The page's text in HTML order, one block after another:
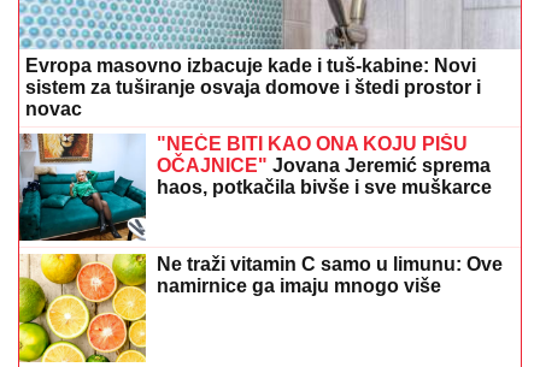
Evropa masovno izbacuje kade i tuš-kabine: Novi
sistem za tuširanje osvaja domove i štedi prostor i
novac
"NEĆE BITI KAO ONA KOJU PIŠU
OČAJNICE" Jovana Jeremić sprema
haos, potkačila bivše i sve muškarce
Ne traži vitamin C samo u limunu: Ove
namirnice ga imaju mnogo više